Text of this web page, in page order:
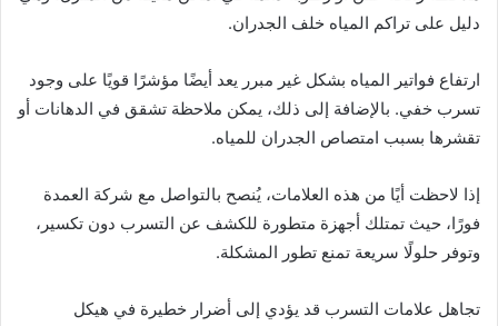
دليل على تراكم المياه خلف الجدران.
ارتفاع فواتير المياه بشكل غير مبرر يعد أيضًا مؤشرًا قويًا على وجود
تسرب خفي. بالإضافة إلى ذلك، يمكن ملاحظة تشقق في الدهانات أو
تقشرها بسبب امتصاص الجدران للمياه.
إذا لاحظت أيًا من هذه العلامات، يُنصح بالتواصل مع شركة العمدة
فورًا، حيث تمتلك أجهزة متطورة للكشف عن التسرب دون تكسير،
وتوفر حلولًا سريعة تمنع تطور المشكلة.
تجاهل علامات التسرب قد يؤدي إلى أضرار خطيرة في هيكل